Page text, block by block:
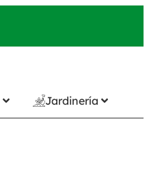
Jardinería